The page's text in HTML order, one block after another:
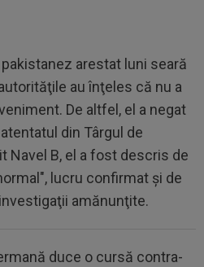
arestat luni seară
au înţeles că nu a
De altfel, el a negat
din Târgul de
Navel B, el a fost descris de
lucru confirmat şi de
amănunţite.
duce o cursă contra-